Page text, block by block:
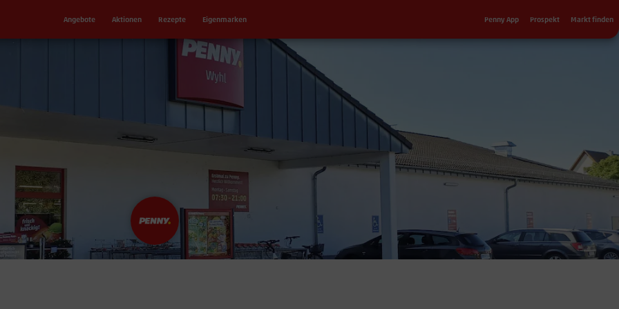
Angebote Aktionen Rezepte Eigenmarken Sekundärnavigation
Penny App Prospekt Markt finden